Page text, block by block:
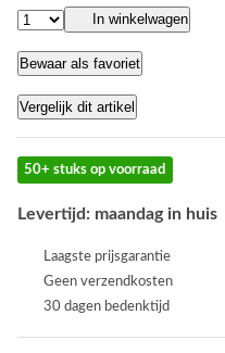
In winkelwagen
Bewaar als favoriet
Vergelijk dit artikel
50+ stuks op voorraad
Levertijd: maandag in huis
Laagste prijsgarantie
Geen verzendkosten
30 dagen bedenktijd